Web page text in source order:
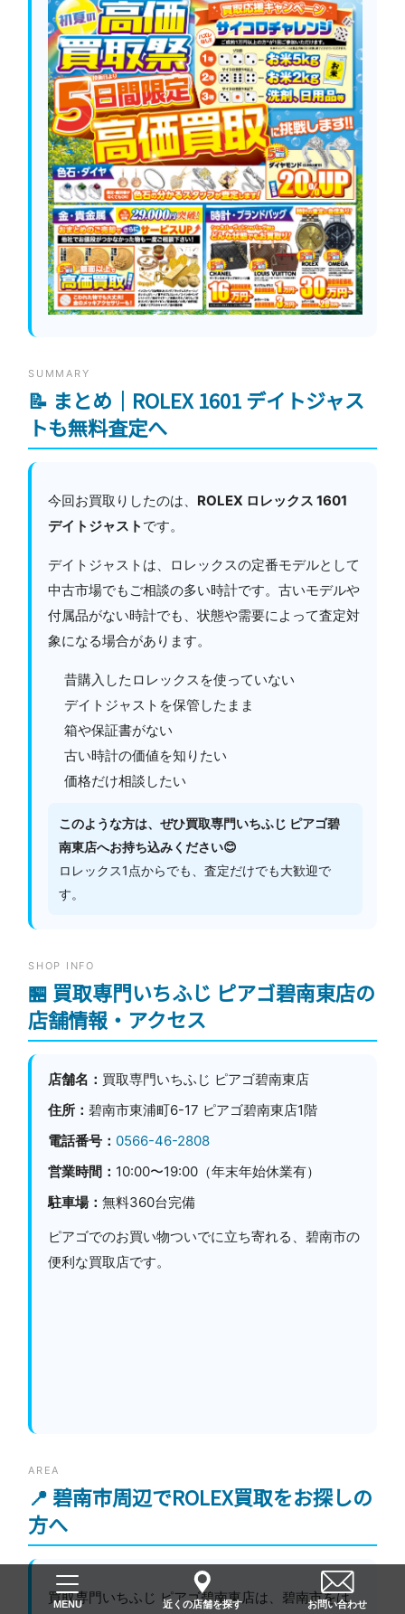
SUMMARY
📝 まとめ｜ROLEX 1601 デイトジャス
トも無料査定へ
今回お買取りしたのは、 ROLEX ロレックス 1601
デイトジャスト です。
デイトジャストは、ロレックスの定番モデルとして
中古市場でもご相談の多い時計です。古いモデルや
付属品がない時計でも、状態や需要によって査定対
象になる場合があります。
昔購入したロレックスを使っていない
デイトジャストを保管したまま
箱や保証書がない
古い時計の価値を知りたい
価格だけ相談したい
このような方は、ぜひ買取専門いちふじ ピアゴ碧
南東店へお持ち込みください😊
ロレックス1点からでも、査定だけでも大歓迎で
す。
SHOP INFO
🏪 買取専門いちふじ ピアゴ碧南東店の
店舗情報・アクセス
店舗名： 買取専門いちふじ ピアゴ碧南東店
住所： 碧南市東浦町6-17 ピアゴ碧南東店1階
電話番号： 0566-46-2808
営業時間： 10:00〜19:00（年末年始休業有）
駐車場： 無料360台完備
ピアゴでのお買い物ついでに立ち寄れる、碧南市の
便利な買取店です。
AREA
📍 碧南市周辺でROLEX買取をお探しの
方へ
買取専門いちふじ ピアゴ碧南東店は、碧南市をは
MENU 近くの店舗を探す お問い合わせ